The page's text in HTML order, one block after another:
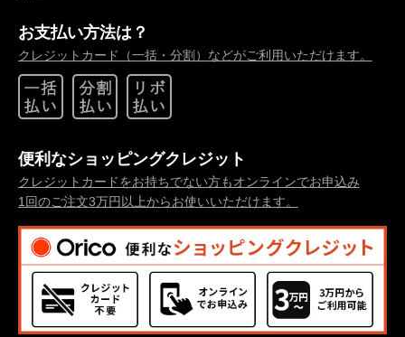
お支払い方法は？
クレジットカード（一括・分割）などがご利用いただけます。
便利なショッピングクレジット
クレジットカードをお持ちでない方もオンラインでお申込み
1回のご注文3万円以上からお使いいただけます。